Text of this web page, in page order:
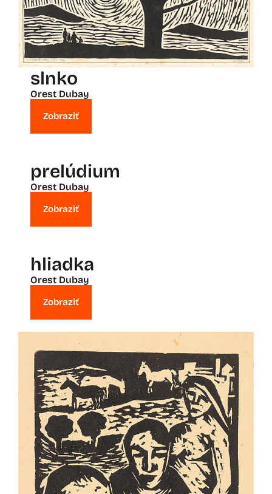
slnko
Orest Dubay
Zobraziť
prelúdium
Orest Dubay
Zobraziť
hliadka
Orest Dubay
Zobraziť